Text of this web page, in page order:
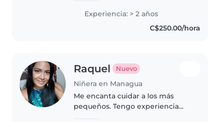
de la misma manera lo are con
Experiencia: > 2 años
C$250.00/hora
Raquel Nuevo
Niñera en Managua
Me encanta cuidar a los más
pequeños. Tengo experiencia